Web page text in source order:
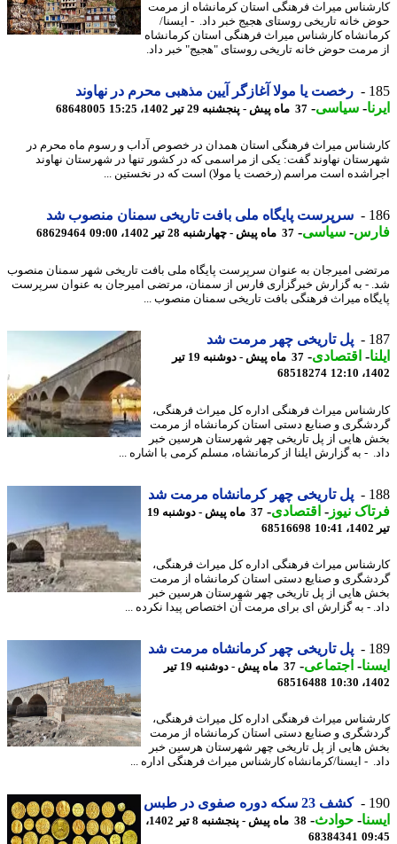
میراث فرهنگی استان کرمانشاه از مرمت
خانه تاریخی روستای هجیج خبر داد. - ایسنا/
کارشناس میراث فرهنگی استان کرمانشاه
حوض خانه تاریخی روستای "هجیج" خبر داد.
رخصت یا مولا آغازگر آیین مذهبی محرم در نهاوند
-سیاسی-37 ماه پیش - پنجشنبه 29 تیر 1402، 15:25 68648005
میراث فرهنگی استان همدان در خصوص آداب و رسوم ماه محرم در
نهاوند گفت: یکی از مراسمی که در کشور تنها در شهرستان نهاوند
است مراسم (رخصت یا مولا) است که در نخستین ...
سرپرست پایگاه ملی بافت تاریخی سمنان منصوب شد
-سیاسی-37 ماه پیش - چهارشنبه 28 تیر 1402، 09:00 68629464
امیرجان به عنوان سرپرست پایگاه ملی بافت تاریخی شهر سمنان منصوب
- به گزارش خبرگزاری فارس از سمنان، مرتضی امیرجان به عنوان سرپرست
میراث فرهنگی بافت تاریخی سمنان منصوب ...
پل تاریخی چهر مرمت شد
-اقتصادی-
37 ماه پیش - دوشنبه 19 تیر
68518274
میراث فرهنگی اداره کل میراث فرهنگی،
و صنایع دستی استان کرمانشاه از مرمت
هایی از پل تاریخی چهر شهرستان هرسین خبر
- به گزارش ایلنا از کرمانشاه، مسلم کرمی با اشاره ...
پل تاریخی چهر کرمانشاه مرمت شد
نیوز-اقتصادی-
37 ماه پیش - دوشنبه 19
68516698
میراث فرهنگی اداره کل میراث فرهنگی،
و صنایع دستی استان کرمانشاه از مرمت
هایی از پل تاریخی چهر شهرستان هرسین خبر
- به گزارش ای برای مرمت آن اختصاص پیدا نکرده ...
پل تاریخی چهر کرمانشاه مرمت شد
-اجتماعی-
37 ماه پیش - دوشنبه 19 تیر
68516488
میراث فرهنگی اداره کل میراث فرهنگی،
و صنایع دستی استان کرمانشاه از مرمت
هایی از پل تاریخی چهر شهرستان هرسین خبر
- ایسنا/کرمانشاه کارشناس میراث فرهنگی اداره ...
کشف 23 سکه دوره صفوی در طبس
-حوادث -
38 ماه پیش - پنجشنبه 8 تیر 1402،
68384341